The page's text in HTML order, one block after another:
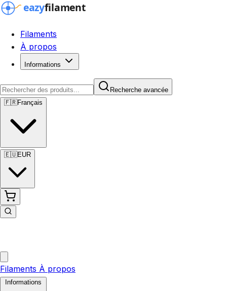
Filaments
À propos
Informations
Recherche avancée
🇫🇷Français
🇪🇺EUR
Filaments À propos